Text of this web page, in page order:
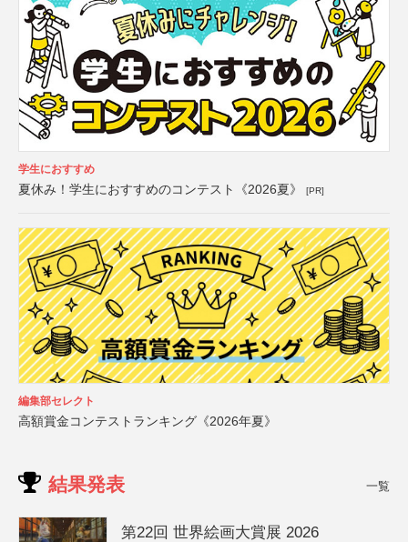
学生におすすめ
夏休み！学生におすすめのコンテスト《2026夏》 [PR]
編集部セレクト
高額賞金コンテストランキング《2026年夏》
結果発表 一覧
第22回 世界絵画大賞展 2026